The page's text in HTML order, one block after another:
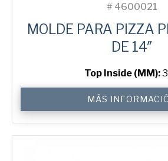
# 4600021
MOLDE PARA PIZZA
DE 14″
Top Inside (MM):
Pizza
Tray
cantidad
MÁS